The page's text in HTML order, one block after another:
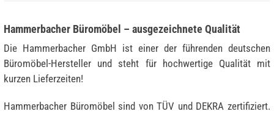
Hammerbacher Büromöbel – ausgezeichnete Qualität
Die Hammerbacher GmbH ist einer der führenden deutschen
Büromöbel-Hersteller und steht für hochwertige Qualität mit
kurzen Lieferzeiten!
Hammerbacher Büromöbel sind von TÜV und DEKRA zertifiziert.